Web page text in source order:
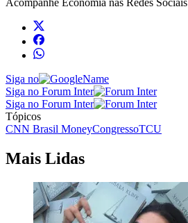
Siga no
Siga no Forum Inter
Siga no Forum Inter
Tópicos
CNN Brasil MoneyCongressoTCU
Mais Lidas